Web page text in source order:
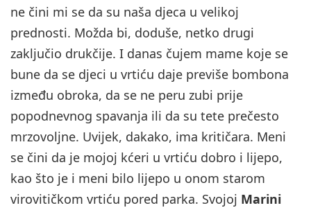
ne čini mi se da su naša djeca u velikoj
prednosti. Možda bi, doduše, netko drugi
zaključio drukčije. I danas čujem mame koje se
bune da se djeci u vrtiću daje previše bombona
između obroka, da se ne peru zubi prije
popodnevnog spavanja ili da su tete prečesto
mrzovoljne. Uvijek, dakako, ima kritičara. Meni
se čini da je mojoj kćeri u vrtiću dobro i lijepo,
kao što je i meni bilo lijepo u onom starom
virovitičkom vrtiću pored parka. Svojoj Marini